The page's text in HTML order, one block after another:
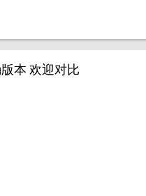
本 欢迎对比